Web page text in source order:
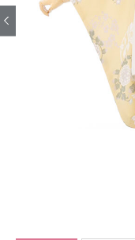
七五三レンタル